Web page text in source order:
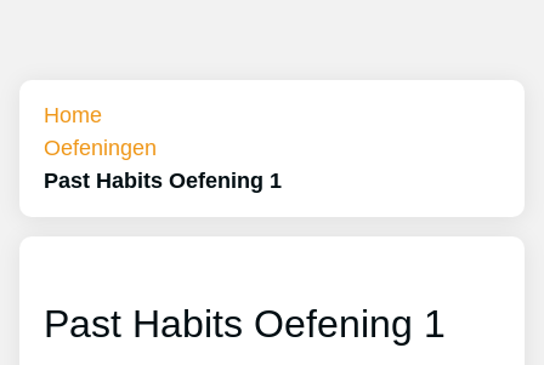
Home
Oefeningen
Past Habits Oefening 1
Past Habits Oefening 1